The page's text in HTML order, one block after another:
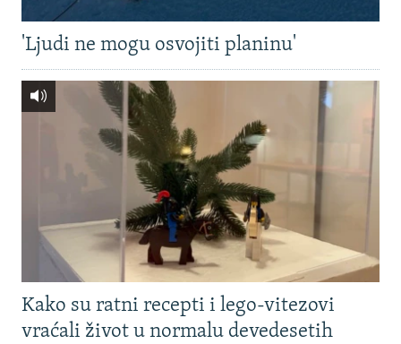
'Ljudi ne mogu osvojiti planinu'
Kako su ratni recepti i lego-vitezovi
vraćali život u normalu devedesetih